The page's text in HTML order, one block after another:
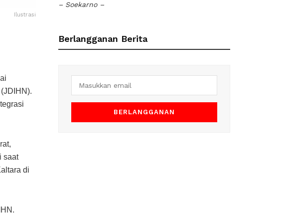
Ilustrasi
saat
di
– Soekarno –
Berlangganan Berita